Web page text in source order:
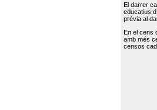
El darrer
educatius
prèvia al
En el cens
amb més
censos